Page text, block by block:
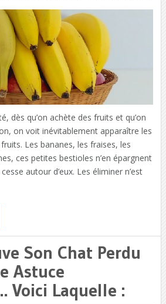
dès qu’on achète des fruits et qu’on
on voit inévitablement apparaître les
Les bananes, les fraises, les
ces petites bestioles n’en épargnent
autour d’eux. Les éliminer n’est
Son Chat Perdu
Astuce
Voici Laquelle :